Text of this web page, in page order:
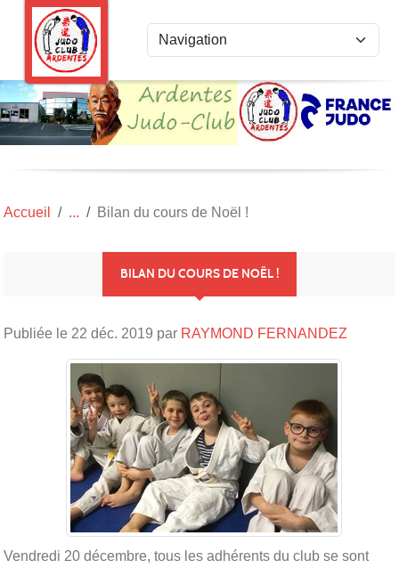
Accueil Bilan du cours de Noël !
BILAN DU COURS DE NOËL !
Publiée le 22 déc. 2019 par RAYMOND FERNANDEZ
Vendredi 20 décembre, tous les adhérents du club se sont
Panneau de gestion des cookies